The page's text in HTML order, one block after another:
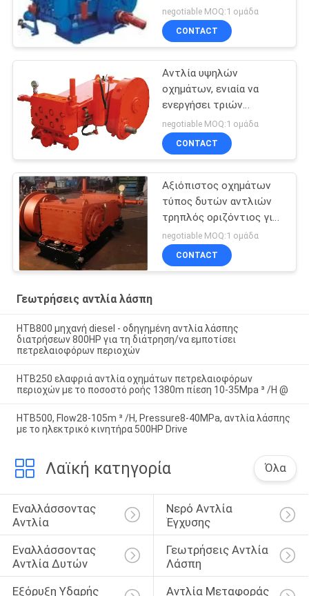
ηλεκτρικών
κινητήρων/diesel - που
οδηγείται με
negotiable MOQ:1 ομάδα
CONTACT
Αντλία υψηλών
οχημάτων, ενιαία να
ενεργήσει τριών
κυλίνδρων
εναλλάσσοντας αντλία
negotiable MOQ:1 ομάδα
CONTACT
Αξιόπιστος οχημάτων
τύπος δυτών αντλιών
τρηπλός οριζόντιος για
την πετρελαιοφόρο
περιοχή που ξεπλένει
καλά
negotiable MOQ:1 ομάδα
CONTACT
Γεωτρήσεις αντλία λάσπη
HTB800 μηχανή diesel - οδηγημένη αντλία λάσπης
διατρήσεων 800HP για τη διάτρηση/να εμποτίσει
πετρελαιοφόρων περιοχών
HTB250 ελαφριά αντλία οχημάτων πετρελαιοφόρων
περιοχών με το ποσοστό ροής 1380m πίεση 10-35Mpa ³ /H @
HTB500, Flow28-105m ³ /H, Pressure8-40MPa, αντλία λάσπης
με το ηλεκτρικό κινητήρα 500HP Drive
Λαϊκή κατηγορία Όλα
Εναλλάσσοντας
Αντλία
Νερό Αντλία
Έγχυσης
Εναλλάσσοντας
Αντλία Δυτών
Γεωτρήσεις Αντλία
Λάσπη
Εξόρυξη Υδαρής
Αντλία Μεταφοράς